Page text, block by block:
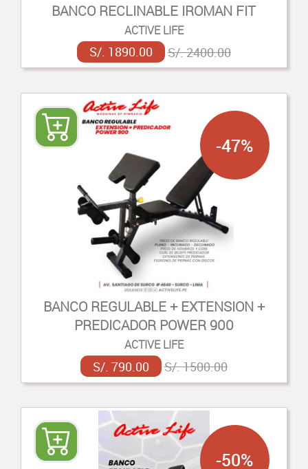
BANCO RECLINABLE IROMAN FIT
ACTIVE LIFE
S/. 1890.00 S/. 2400.00
BANCO REGULABLE + EXTENSION +
PREDICADOR POWER 900
ACTIVE LIFE
S/. 790.00 S/. 1500.00
-47%
-50%